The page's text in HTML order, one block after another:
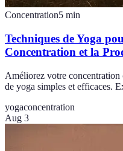
Concentration5 min
Techniques de Yoga
Concentration et la
Améliorez votre concentration
de yoga simples et efficaces.
yogaconcentration
Aug 3